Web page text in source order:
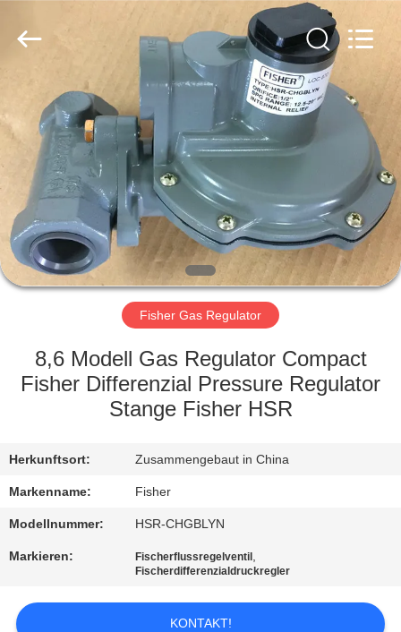
ZU
HAUSE
PRODUKTE
ÜBER
UNS
WERKSBESICHTIGUNG
QUALITÄTSKONTROLLE
MIT
UNS
NEUIGKEITEN
BITTE UM
Ltd..
Fisher Gas Regulator
8,6 Modell Gas Regulator Compact
Fisher Differenzial Pressure Regulator
Stange Fisher HSR
Herkunftsort: Zusammengebaut in China
Markenname: Fisher
Modellnummer: HSR-CHGBLYN
Markieren: Fischerflussregelventil ,
Fischerdifferenzialdruckregler
KONTAKT!